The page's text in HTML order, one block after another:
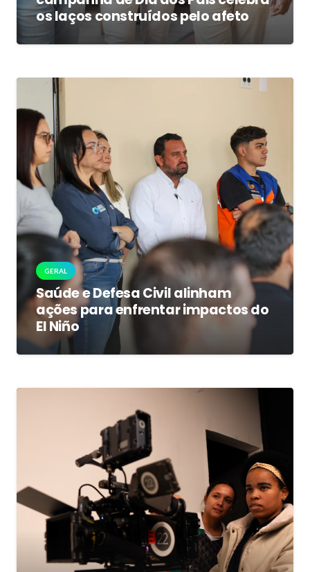
os laços construídos pelo afeto
GERAL
Saúde e Defesa Civil alinham
ações para enfrentar impactos do
El Niño